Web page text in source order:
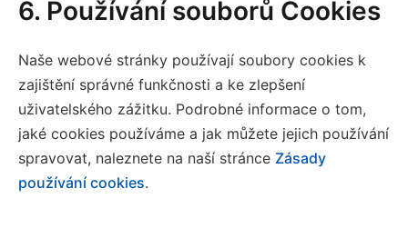
6. Používání souborů Cookies
Naše webové stránky používají soubory cookies k
zajištění správné funkčnosti a ke zlepšení
uživatelského zážitku. Podrobné informace o tom,
jaké cookies používáme a jak můžete jejich používání
spravovat, naleznete na naší stránce Zásady
používání cookies.